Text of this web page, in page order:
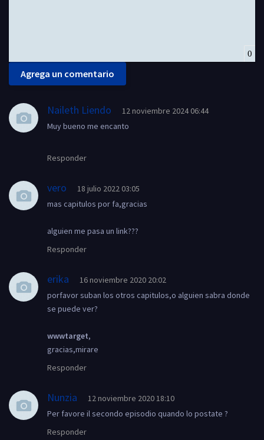
0
Agrega un comentario
Naileth Liendo
12 noviembre 2024 06:44
Muy bueno me encanto
Responder
vero
18 julio 2022 03:05
mas capitulos por fa,gracias
alguien me pasa un link???
Responder
erika
16 noviembre 2020 20:02
porfavor suban los otros capitulos,o alguien sabra donde
se puede ver?
wwwtarget,
gracias,mirare
Responder
Nunzia
12 noviembre 2020 18:10
Per favore il secondo episodio quando lo postate ?
Responder